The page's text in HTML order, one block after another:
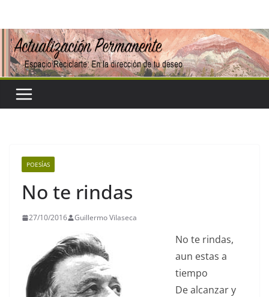
contenido
POESÍAS
No te rindas
27/10/2016 Guillermo Vilaseca
No te rindas,
aun estas a
tiempo
De alcanzar y